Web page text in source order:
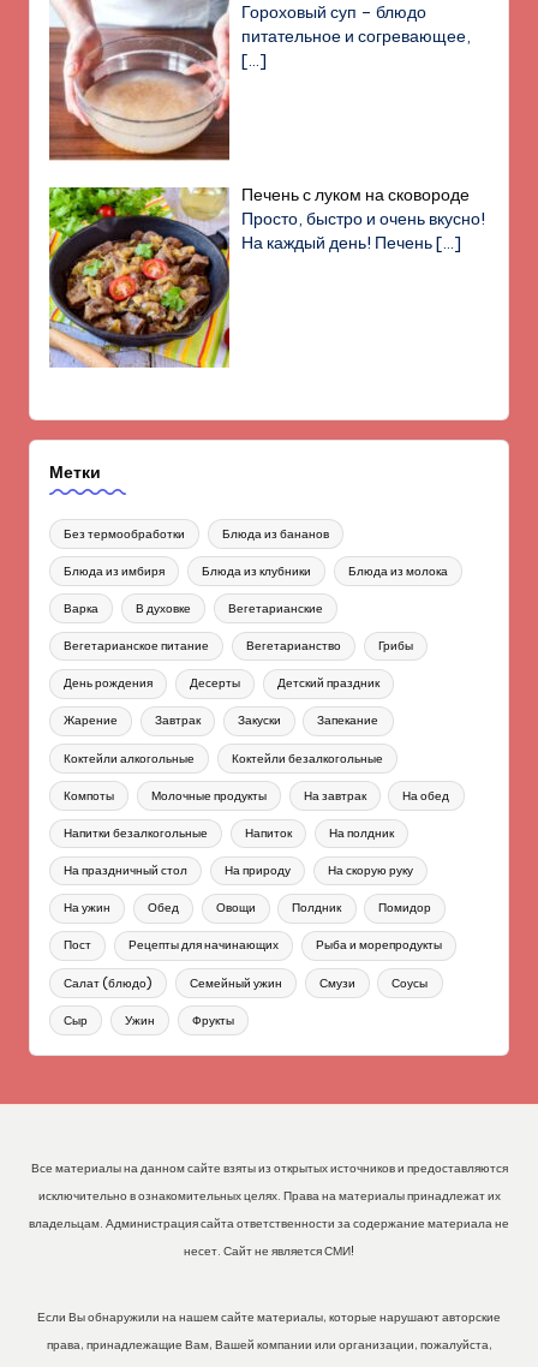
Гороховый суп – блюдо
питательное и согревающее,
[…]
Печень с луком на сковороде
Просто, быстро и очень вкусно!
На каждый день! Печень[…]
Метки
Без термообработки Блюда из бананов
Блюда из имбиря Блюда из клубники Блюда из молока
Варка В духовке Вегетарианские
Вегетарианское питание Вегетарианство Грибы
День рождения Десерты Детский праздник
Жарение Завтрак Закуски Запекание
Коктейли алкогольные Коктейли безалкогольные
Компоты Молочные продукты На завтрак На обед
Напитки безалкогольные Напиток На полдник
На праздничный стол На природу На скорую руку
На ужин Обед Овощи Полдник Помидор
Пост Рецепты для начинающих Рыба и морепродукты
Салат (блюдо) Семейный ужин Смузи Соусы
Сыр Ужин Фрукты
Все материалы на данном сайте взяты из открытых источников и предоставляются
исключительно в ознакомительных целях. Права на материалы принадлежат их
владельцам. Администрация сайта ответственности за содержание материала не
несет. Сайт не является СМИ!
Если Вы обнаружили на нашем сайте материалы, которые нарушают авторские
права, принадлежащие Вам, Вашей компании или организации, пожалуйста,